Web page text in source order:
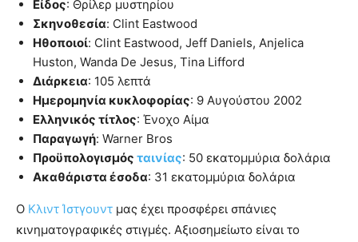
Είδος: Θρίλερ μυστηρίου
Σκηνοθεσία: Clint Eastwood
Ηθοποιοί: Clint Eastwood, Jeff Daniels, Anjelica
Huston, Wanda De Jesus, Tina Lifford
Διάρκεια: 105 λεπτά
Ημερομηνία κυκλοφορίας: 9 Αυγούστου 2002
Ελληνικός τίτλος: Ένοχο Αίμα
Παραγωγή: Warner Bros
Προϋπολογισμός ταινίας: 50 εκατομμύρια δολάρια
Ακαθάριστα έσοδα: 31 εκατομμύρια δολάρια
O Κλιντ Ίστγουντ μας έχει προσφέρει σπάνιες
κινηματογραφικές στιγμές. Αξιοσημείωτο είναι το